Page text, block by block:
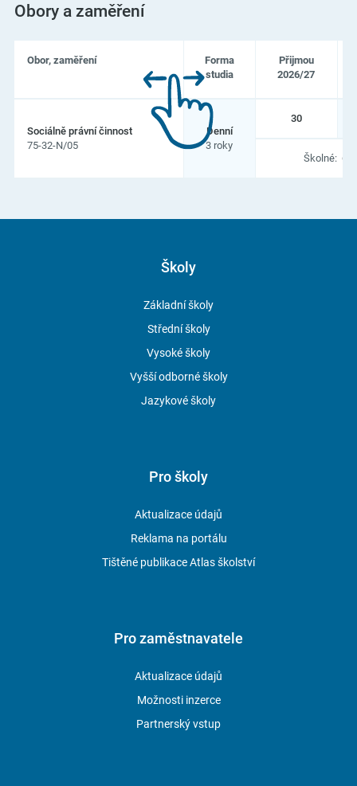
Obory a zaměření
zaměření
odborná
Obor, zaměření
Forma
studia
Přijmou
2026/27
Sociálně právní činnost
75-32-N/05
Denní
3 roky
30
Školné: 6
Školy
Základní školy
Střední školy
Vysoké školy
Vyšší odborné školy
Jazykové školy
Pro školy
Aktualizace údajů
Reklama na portálu
Tištěné publikace Atlas školství
Pro zaměstnavatele
Aktualizace údajů
Možnosti inzerce
Partnerský vstup